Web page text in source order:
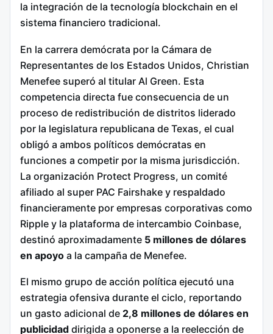
la integración de la tecnología blockchain en el
sistema financiero tradicional.
En la carrera demócrata por la Cámara de
Representantes de los Estados Unidos, Christian
Menefee superó al titular Al Green. Esta
competencia directa fue consecuencia de un
proceso de redistribución de distritos liderado
por la legislatura republicana de Texas, el cual
obligó a ambos políticos demócratas en
funciones a competir por la misma jurisdicción.
La organización Protect Progress, un comité
afiliado al super PAC Fairshake y respaldado
financieramente por empresas corporativas como
Ripple y la plataforma de intercambio Coinbase,
destinó aproximadamente 5 millones de dólares
en apoyo a la campaña de Menefee.
El mismo grupo de acción política ejecutó una
estrategia ofensiva durante el ciclo, reportando
un gasto adicional de 2,8 millones de dólares en
publicidad dirigida a oponerse a la reelección de